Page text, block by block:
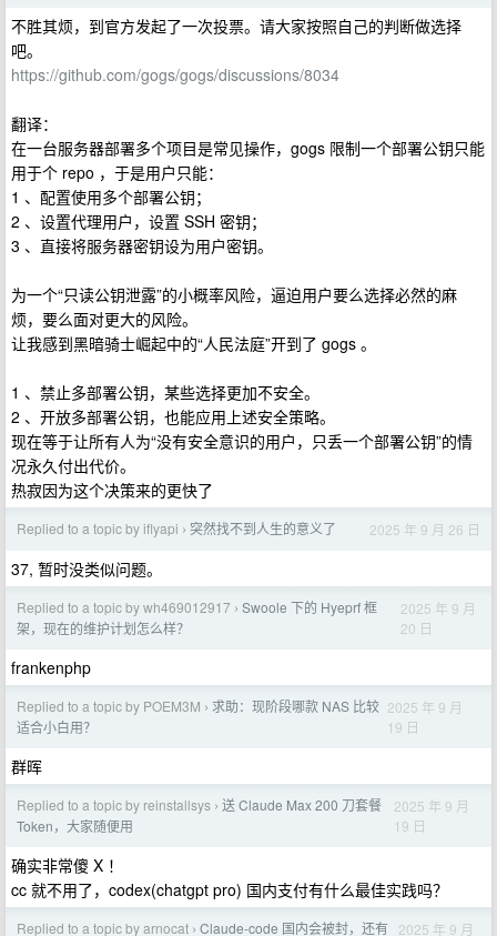
不胜其烦，到官方发起了一次投票。请大家按照自己的判断做选择
吧。
https://github.com/gogs/gogs/discussions/8034
翻译：
在一台服务器部署多个项目是常见操作，gogs 限制一个部署公钥只能
用于个 repo ，于是用户只能：
1 、配置使用多个部署公钥；
2 、设置代理用户，设置 SSH 密钥；
3 、直接将服务器密钥设为用户密钥。
为一个“只读公钥泄露”的小概率风险，逼迫用户要么选择必然的麻
烦，要么面对更大的风险。
让我感到黑暗骑士崛起中的“人民法庭”开到了 gogs 。
1 、禁止多部署公钥，某些选择更加不安全。
2 、开放多部署公钥，也能应用上述安全策略。
现在等于让所有人为“没有安全意识的用户，只丢一个部署公钥”的情
况永久付出代价。
热寂因为这个决策来的更快了
Replied to a topic by iflyapi › 突然找不到人生的意义了 2025 年 9 月 26 日
37, 暂时没类似问题。
Replied to a topic by wh469012917 › Swoole 下的 Hyeprf 框
架，现在的维护计划怎么样？
2025 年 9 月
20 日
frankenphp
Replied to a topic by POEM3M › 求助：现阶段哪款 NAS 比较
适合小白用？
2025 年 9 月
19 日
群晖
Replied to a topic by reinstallsys › 送 Claude Max 200 刀套餐
Token，大家随便用
2025 年 9 月
19 日
确实非常傻 X ！
cc 就不用了，codex(chatgpt pro) 国内支付有什么最佳实践吗？
Replied to a topic by arnocat › Claude-code 国内会被封，还有 2025 年 9 月